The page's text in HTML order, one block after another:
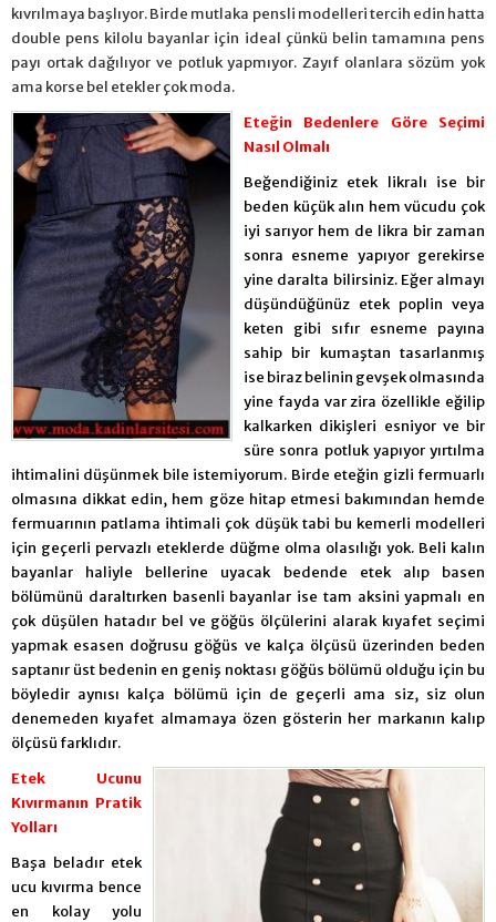
kıvrılmaya başlıyor. Birde mutlaka pensli modelleri tercih edin hatta
double pens kilolu bayanlar için ideal çünkü belin tamamına pens
payı ortak dağılıyor ve potluk yapmıyor. Zayıf olanlara sözüm yok
ama korse bel etekler çok moda.
Eteğin Bedenlere Göre Seçimi
Nasıl Olmalı
Beğendiğiniz etek likralı ise bir
beden küçük alın hem vücudu çok
iyi sarıyor hem de likra bir zaman
sonra esneme yapıyor gerekirse
yine daralta bilirsiniz. Eğer almayı
düşündüğünüz etek poplin veya
keten gibi sıfır esneme payına
sahip bir kumaştan tasarlanmış
ise biraz belinin gevşek olmasında
yine fayda var zira özellikle eğilip
kalkarken dikişleri esniyor ve bir
süre sonra potluk yapıyor yırtılma
ihtimalini düşünmek bile istemiyorum. Birde eteğin gizli fermuarlı
olmasına dikkat edin, hem göze hitap etmesi bakımından hemde
fermuarının patlama ihtimali çok düşük tabi bu kemerli modelleri
için geçerli pervazlı eteklerde düğme olma olasılığı yok. Beli kalın
bayanlar haliyle bellerine uyacak bedende etek alıp basen
bölümünü daraltırken basenli bayanlar ise tam aksini yapmalı en
çok düşülen hatadır bel ve göğüs ölçülerini alarak kıyafet seçimi
yapmak esasen doğrusu göğüs ve kalça ölçüsü üzerinden beden
saptanır üst bedenin en geniş noktası göğüs bölümü olduğu için bu
böyledir aynısı kalça bölümü için de geçerli ama siz, siz olun
denemeden kıyafet almamaya özen gösterin her markanın kalıp
ölçüsü farklıdır.
Etek Ucunu
Kıvırmanın Pratik
Yolları
Başa beladır etek
ucu kıvırma bence
en kolay yolu